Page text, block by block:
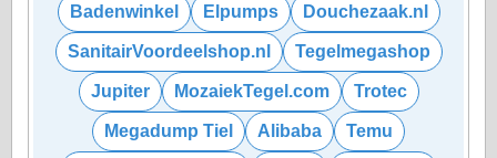
Badenwinkel Elpumps Douchezaak.nl
SanitairVoordeelshop.nl Tegelmegashop
Jupiter MozaiekTegel.com Trotec
Megadump Tiel Alibaba Temu